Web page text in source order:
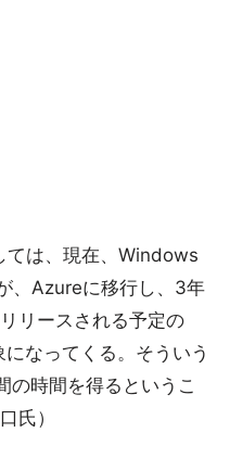
ては、現在、Windows
、Azureに移行し、3年
リースされる予定の
なってくる。そういう
の時間を得るというこ
氏）